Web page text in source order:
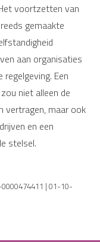
voortzetten van
gemaakte
aan organisaties
Een
niet alleen de
vertragen, maar ook
en een
stelsel.
| 01-10-